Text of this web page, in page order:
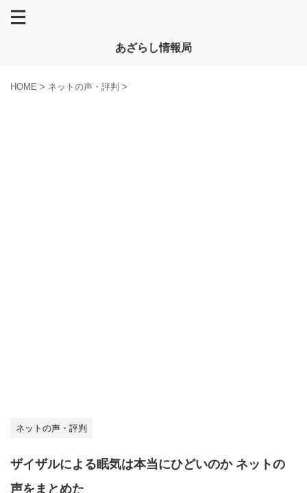
あざらし情報局
HOME > ネットの声・評判 >
ネットの声・評判
ザイザルによる眠気は本当にひどいのか ネットの
声をまとめた